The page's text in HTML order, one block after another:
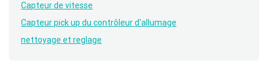
Capteur de vitesse
Capteur pick up du contrôleur d'allumage
nettoyage et reglage